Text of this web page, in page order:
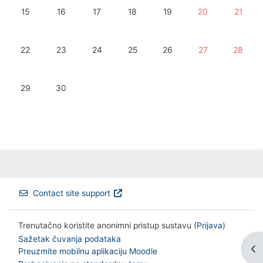
Nema događaja, ponedjeljak, 15. lipnja
15 Nema događaja, utorak, 16. lipnja
16 Nema događaja, srijeda, 17. lipnja
17 Nema događaja, četvrtak, 18. lipnja
18 Nema događaja, petak,
19 Nema događaja,
20 Nema
21
Nema događaja, ponedjeljak, 22. lipnja
22 Nema događaja, utorak, 23. lipnja
23 Nema događaja, srijeda, 24. lipnja
24 Nema događaja, četvrtak, 25. lipnja
25 Nema događaja, petak,
26 Nema događaja,
27 Nema
28
Nema događaja, ponedjeljak, 29. lipnja
29 Nema događaja, utorak, 30. lipnja
30
Contact site support
Trenutačno koristite anonimni pristup sustavu (Prijava)
Sažetak čuvanja podataka
Preuzmite mobilnu aplikaciju Moodle